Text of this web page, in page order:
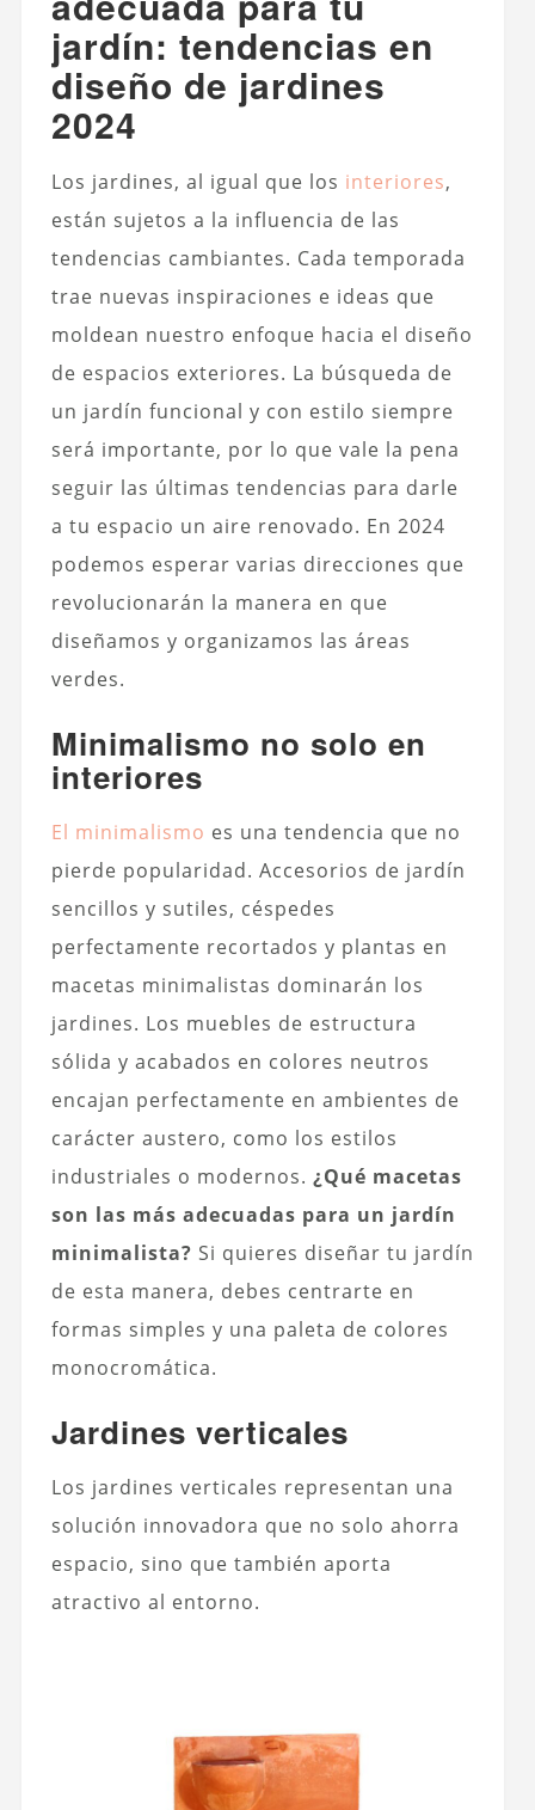
jardín: tendencias en
diseño de jardines
2024
Los jardines, al igual que los interiores,
están sujetos a la influencia de las
tendencias cambiantes. Cada temporada
trae nuevas inspiraciones e ideas que
moldean nuestro enfoque hacia el diseño
de espacios exteriores. La búsqueda de
un jardín funcional y con estilo siempre
será importante, por lo que vale la pena
seguir las últimas tendencias para darle
a tu espacio un aire renovado. En 2024
podemos esperar varias direcciones que
revolucionarán la manera en que
diseñamos y organizamos las áreas
verdes.
Minimalismo no solo en
interiores
El minimalismo es una tendencia que no
pierde popularidad. Accesorios de jardín
sencillos y sutiles, céspedes
perfectamente recortados y plantas en
macetas minimalistas dominarán los
jardines. Los muebles de estructura
sólida y acabados en colores neutros
encajan perfectamente en ambientes de
carácter austero, como los estilos
industriales o modernos. ¿Qué macetas
son las más adecuadas para un jardín
minimalista? Si quieres diseñar tu jardín
de esta manera, debes centrarte en
formas simples y una paleta de colores
monocromática.
Jardines verticales
Los jardines verticales representan una
solución innovadora que no solo ahorra
espacio, sino que también aporta
atractivo al entorno.